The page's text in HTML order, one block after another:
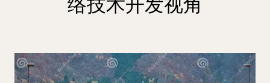
络技术开发视角